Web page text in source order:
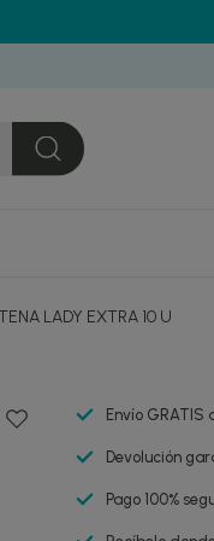
LADY EXTRA 10 U
Envío
Devolución
Pago 100%